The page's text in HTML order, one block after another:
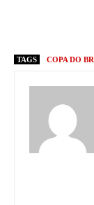
TAGS COPA DO